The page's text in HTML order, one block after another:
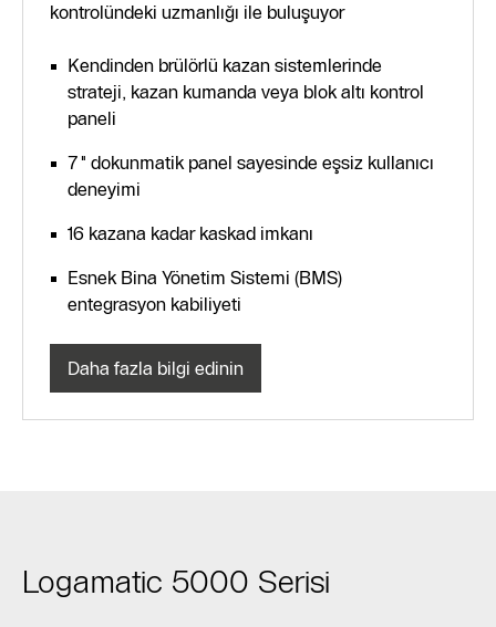
kontrolündeki uzmanlığı ile buluşuyor
Kendinden brülörlü kazan sistemlerinde
strateji, kazan kumanda veya blok altı kontrol
paneli
7" dokunmatik panel sayesinde eşsiz kullanıcı
deneyimi
16 kazana kadar kaskad imkanı
Esnek Bina Yönetim Sistemi (BMS)
entegrasyon kabiliyeti
Daha fazla bilgi edinin
Logamatic 5000 Serisi